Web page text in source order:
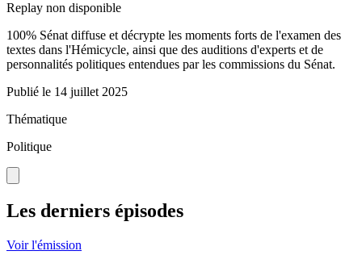
Replay non disponible
100% Sénat diffuse et décrypte les moments forts de l'examen des
textes dans l'Hémicycle, ainsi que des auditions d'experts et de
personnalités politiques entendues par les commissions du Sénat.
Publié le 14 juillet 2025
Thématique
Politique
Les derniers épisodes
Voir l'émission